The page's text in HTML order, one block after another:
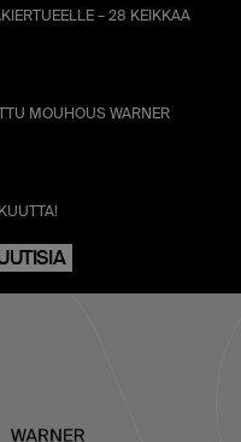
– 28 KEIKKAA
MOUHOUS WARNER